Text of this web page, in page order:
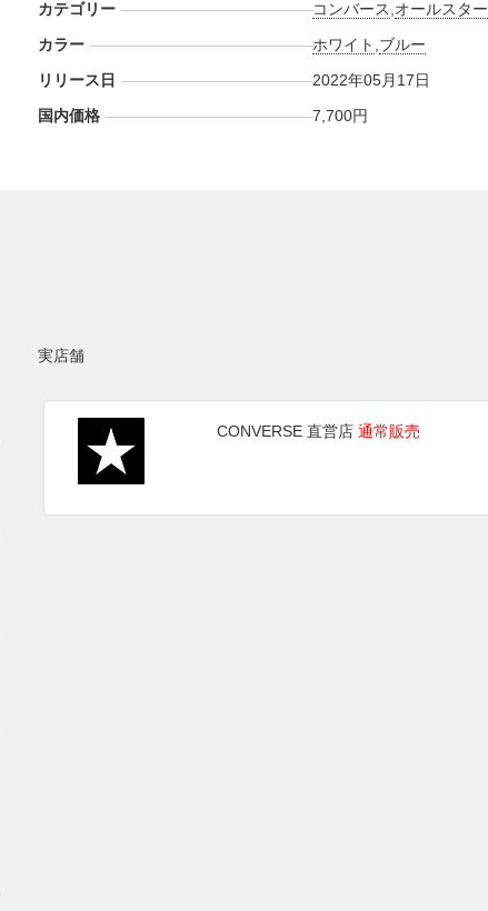
カテゴリー コンバース オールスター
カラー
ホワイト ブルー
リリース日
2022年05月17日
国内価格
7,700円
実店舗
CONVERSE 直営店 通常販売